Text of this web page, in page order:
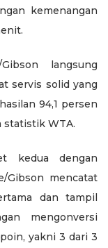
kemenangan
langsung
servis solid yang
94,1 persen
statistik WTA.
kedua dengan
Gibson mencatat
dan tampil
mengonversi
yakni 3 dari 3